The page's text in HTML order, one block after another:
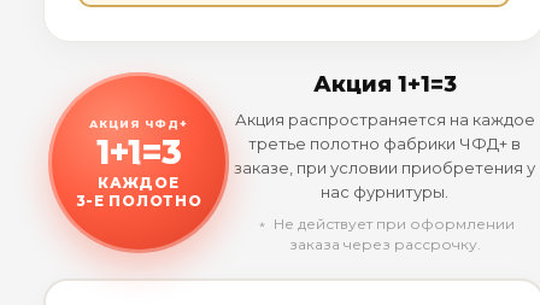
АКЦИЯ ЧФД+
1+1=3
КАЖДОЕ
3-Е ПОЛОТНО
Акция 1+1=3
Акция распространяется на каждое
третье полотно фабрики ЧФД+ в
заказе, при условии приобретения у
нас фурнитуры.
﹡ Не действует при оформлении
заказа через рассрочку.